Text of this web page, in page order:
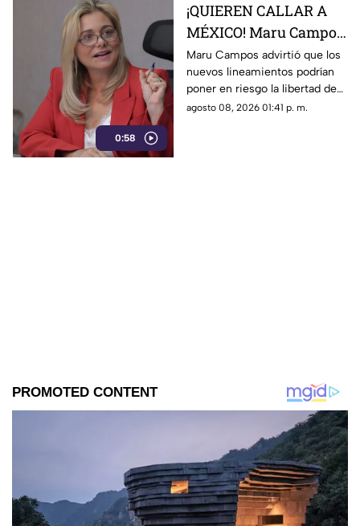
0:58
¡QUIEREN CALLAR A
MÉXICO! Maru Campos
alerta por nuevos
lineamientos y posible
censura
Maru Campos advirtió que los
nuevos lineamientos podrían
poner en riesgo la libertad de
expresión y abrir la puerta a
agosto 08, 2026 01:41 p. m.